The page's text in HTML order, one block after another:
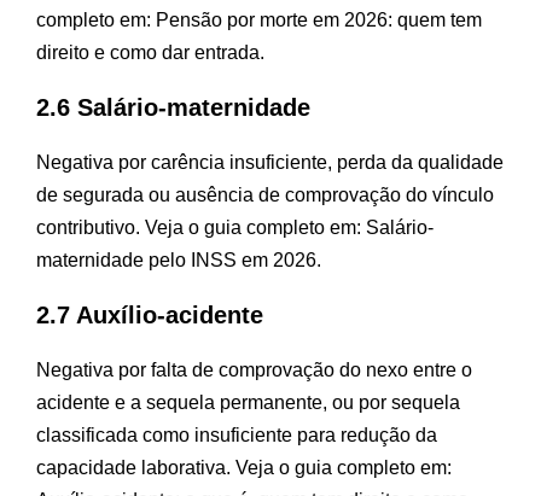
completo em: Pensão por morte em 2026: quem tem
direito e como dar entrada.
2.6 Salário-maternidade
Negativa por carência insuficiente, perda da qualidade
de segurada ou ausência de comprovação do vínculo
contributivo. Veja o guia completo em: Salário-
maternidade pelo INSS em 2026.
2.7 Auxílio-acidente
Negativa por falta de comprovação do nexo entre o
acidente e a sequela permanente, ou por sequela
classificada como insuficiente para redução da
capacidade laborativa. Veja o guia completo em: